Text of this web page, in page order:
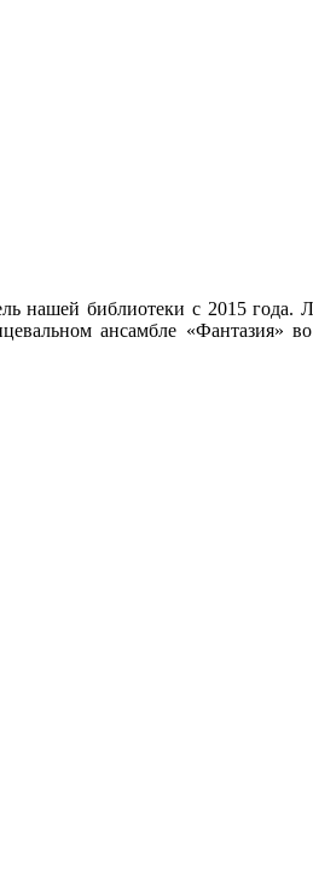
нашей библиотеки с 2015 года.
ансамбле «Фантазия»